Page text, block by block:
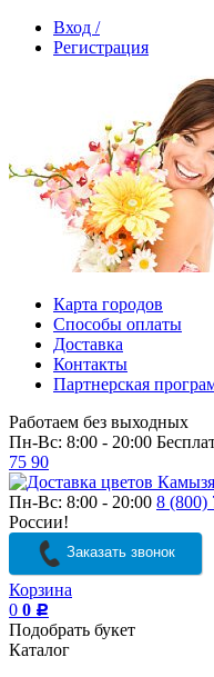
Вход /
Регистрация
Карта городов
Способы оплаты
Доставка
Контакты
Партнерская
Работаем без выходных
Пн-Вс: 8:00 - 20:00
75 90
Пн-Вс: 8:00 - 20:00 8 (800)
России!
Заказать звонок
Корзина
0 0 Р
Подобрать букет
Каталог